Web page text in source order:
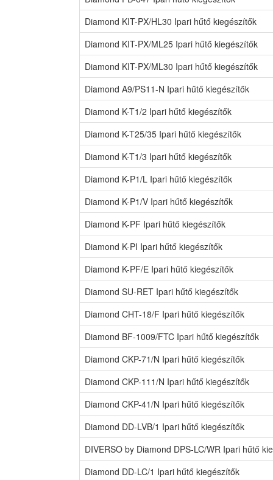
Diamond KIT-PX/HL30 Ipari hűtő kiegészítők
Diamond KIT-PX/ML25 Ipari hűtő kiegészítők
Diamond KIT-PX/ML30 Ipari hűtő kiegészítők
Diamond A9/PS11-N Ipari hűtő kiegészítők
Diamond K-T1/2 Ipari hűtő kiegészítők
Diamond K-T25/35 Ipari hűtő kiegészítők
Diamond K-T1/3 Ipari hűtő kiegészítők
Diamond K-P1/L Ipari hűtő kiegészítők
Diamond K-P1/V Ipari hűtő kiegészítők
Diamond K-PF Ipari hűtő kiegészítők
Diamond K-PI Ipari hűtő kiegészítők
Diamond K-PF/E Ipari hűtő kiegészítők
Diamond SU-RET Ipari hűtő kiegészítők
Diamond CHT-18/F Ipari hűtő kiegészítők
Diamond BF-1009/FTC Ipari hűtő kiegészítők
Diamond CKP-71/N Ipari hűtő kiegészítők
Diamond CKP-111/N Ipari hűtő kiegészítők
Diamond CKP-41/N Ipari hűtő kiegészítők
Diamond DD-LVB/1 Ipari hűtő kiegészítők
DIVERSO by Diamond DPS-LC/WR Ipari hűtő
Diamond DD-LC/1 Ipari hűtő kiegészítők